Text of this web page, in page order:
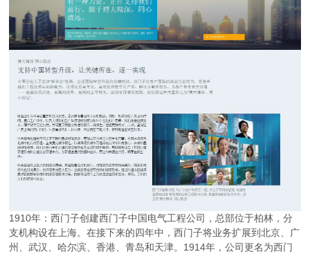
1910年：西门子创建西门子中国电气工程公司，总部位于柏林，分
支机构设在上海。在接下来的四年中，西门子将业务扩展到北京、广
州、武汉、哈尔滨、香港、青岛和天津。1914年，公司更名为西门